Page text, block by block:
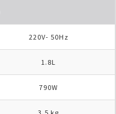
220V- 50Hz
1.8L
790W